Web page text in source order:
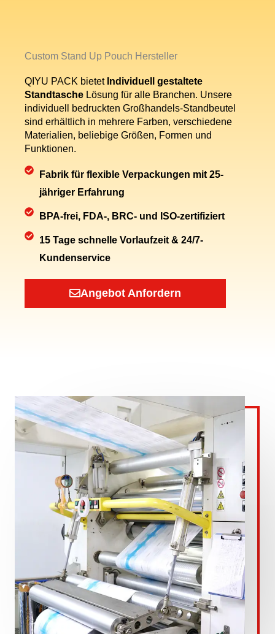
Custom Stand Up Pouch Hersteller
QIYU PACK bietet Individuell gestaltete
Standtasche Lösung für alle Branchen. Unsere
individuell bedruckten Großhandels-Standbeutel
sind erhältlich in mehrere Farben, verschiedene
Materialien, beliebige Größen, Formen und
Funktionen.
Fabrik für flexible Verpackungen mit 25-
jähriger Erfahrung
BPA-frei, FDA-, BRC- und ISO-zertifiziert
15 Tage schnelle Vorlaufzeit & 24/7-
Kundenservice
Angebot Anfordern